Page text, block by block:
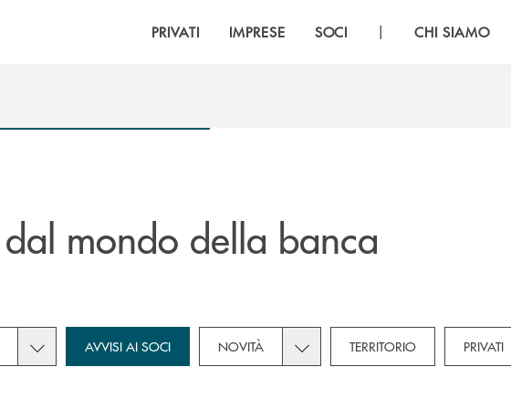
PRIVATI IMPRESE SOCI | CHI SIAMO
dal mondo della banca
Toggle subcategories dropdown for Soci
AVVISI AI SOCI NOVITÀ Toggle subcategories dropdown
TERRITORIO PRIVATI